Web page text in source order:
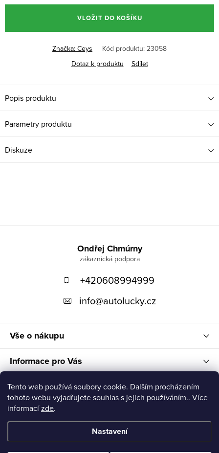
Tento web používá soubory cookie. Dalším procházením
tohoto webu vyjadřujete souhlas s jejich používáním.. Více
informacízde.
Nastavení
VLOŽIT DO KOŠÍKU
Značka: Ceys Kód produktu: 23058
Dotaz k produktu
Sdílet
Popis produktu
Parametry produktu
Diskuze
Vše o nákupu
Informace pro Vás
Ondřej Chmúrny
+420608994999
info@autolucky.cz
Nákupní košík